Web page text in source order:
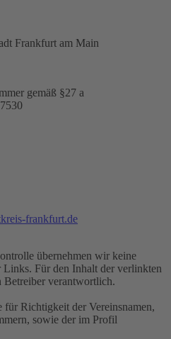
Frankfurt am Main
gemäß §27 a
frankfurt.de
übernehmen wir keine
Für den Inhalt der verlinkten
Betreiber verantwortlich.
für Richtigkeit der Vereinsnamen,
sowie der im Profil